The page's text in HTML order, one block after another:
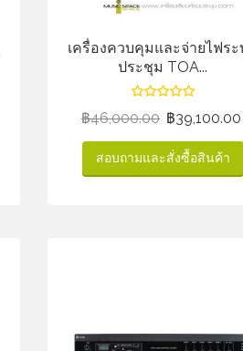
เครื่องควบคุมและจ่ายไฟร
ประชุม TOA...
฿46,000.00 ฿39,100.00
สอบถามและสั่งซื้อสินค้า